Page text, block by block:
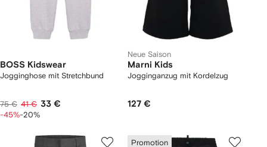
BOSS Kidswear
Jogginghose mit Stretchbund
75 € 41 € 33 €
-45%-20%
Neue Saison
Marni Kids
Jogginganzug mit Kordelzug
127 €
Promotion